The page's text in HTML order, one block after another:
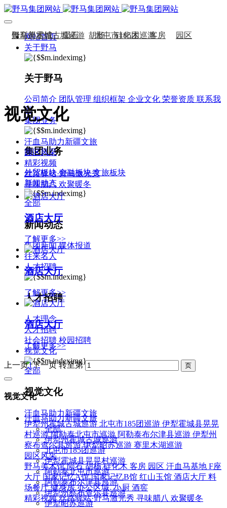
网站首页
关于野马
关于野马
公司简介 团队管理 组织框架 企业文化 荣誉资质 联系我
们
集团业务
集团业务
外贸板块 金融板块 文旅板块
新闻动态
全部
新闻动态
集团新闻 媒体报道
往来名人
人才招聘
人才招聘
人才理念
人才招聘
社会招聘 校园招聘
视觉文化
全部
视觉文化
汗血马助力新疆文旅
伊犁州霍城古城巡游 北屯市185团巡游 伊犁霍城县晃晃
村巡游 阿勒泰北屯市巡游 阿勒泰布尔津县巡游 伊犁州
察布查尔县巡游 伊犁昭苏巡游 赛里木湖巡游
园区风采
野马美术馆 陨石 胡杨 硅化木 客房 园区 汗血马基地 F座
大厅 国家记忆A馆 国家记忆B馆 红山玉馆 酒店大厅 料
场餐厅 健身房 办公区域 小厨 酒窖
精彩视频 丝路驿站·野马激光秀 寻味腊八 欢聚暖冬
视觉文化
汗血马助力新疆文旅
伊犁州霍城古城巡游 北屯市185团巡游
伊犁霍城县晃晃村巡游
阿勒泰布尔津县巡游
伊犁昭苏巡游 赛里木湖巡游
园区风采
野马美术馆 陨石 胡杨 硅化木 客房 园区
汗血马基地 F座大厅
红山玉馆 酒店大厅
小厨 酒窖
精彩视频
丝路驿站·野马激光秀
寻味腊八 欢聚暖冬
酒店大厅
了解更多>>
酒店大厅
了解更多>>
酒店大厅
了解更多>>
上一页1下一页 转至第
视觉文化
汗血马助力新疆文旅
全部
伊犁州霍城古城巡游
北屯市185团巡游
伊犁霍城县晃晃村巡游
阿勒泰北屯市巡游
阿勒泰布尔津县巡游
伊犁州察布查尔县巡游
伊犁昭苏巡游